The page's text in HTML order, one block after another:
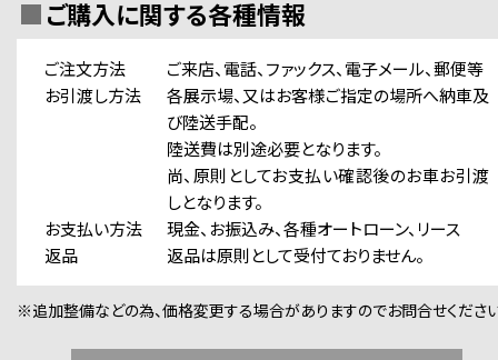
ご購入に関する各種情報
ご注文方法
ご来店、電話、ファックス、電子メール、郵便等
お引渡し方法
各展示場、又はお客様ご指定の場所へ納車及
び陸送手配。
陸送費は別途必要となります。
尚、原則としてお支払い確認後のお車お引渡
しとなります。
お支払い方法
現金、お振込み、各種オートローン、リース
返品
返品は原則として受付ておりません。
※追加整備などの為、価格変更する場合がありますのでお問合せくださ